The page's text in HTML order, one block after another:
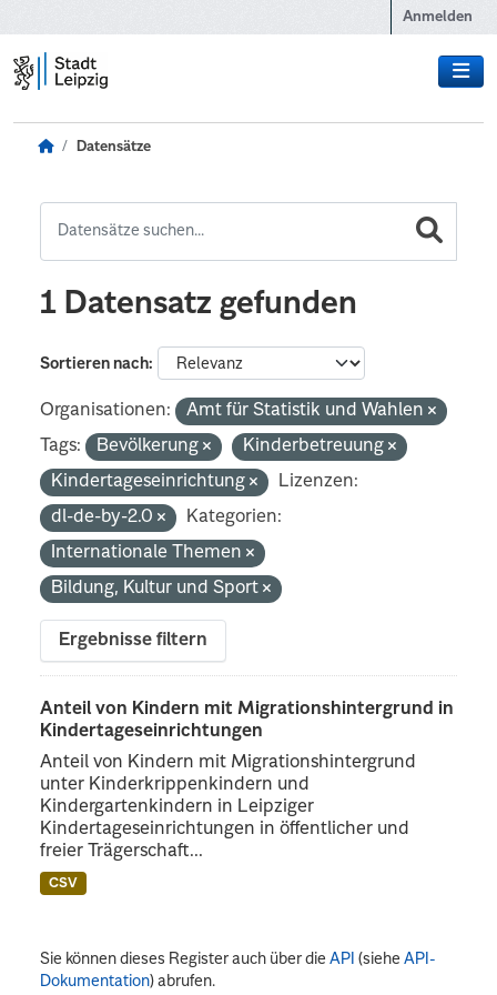
Anmelden
Datensätze
1 Datensatz gefunden
Sortieren nach
Organisationen:
Amt für Statistik und Wahlen
Tags:
Bevölkerung
Kinderbetreuung
Kindertageseinrichtung
Lizenzen:
dl-de-by-2.0
Kategorien:
Internationale Themen
Bildung, Kultur und Sport
Ergebnisse filtern
Anteil von Kindern mit Migrationshintergrund in
Kindertageseinrichtungen
Anteil von Kindern mit Migrationshintergrund
unter Kinderkrippenkindern und
Kindergartenkindern in Leipziger
Kindertageseinrichtungen in öffentlicher und
freier Trägerschaft...
CSV
Sie können dieses Register auch über dieAPI (sieheAPI-
Dokumentation) abrufen.